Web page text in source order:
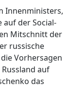
Innenministers,
der Social-
Mitschnitt der
russische
Vorhersagen
auf
das